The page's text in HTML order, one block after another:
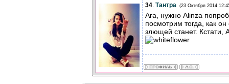
34. Тантра (23 Октября 2014
Ага, нужно Alinza
посмотрим тогда, как
злющей станет. Кстати,